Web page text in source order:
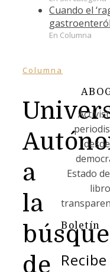
Cuando el
En Columna
Columna
a
la
de
Estado
Boletín